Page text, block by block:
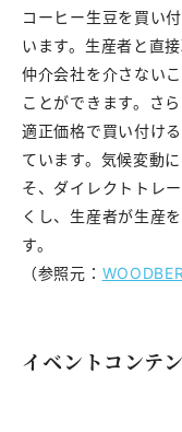
コーヒー生豆を買い
います。生産者と直
仲介会社を介さない
ことができます。さ
適正価格で買い付け
ています。気候変動
そ、ダイレクトトレ
くし、生産者が生産
す。
（参照元：
イベントコンテ